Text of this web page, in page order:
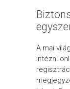
A mai
intézni